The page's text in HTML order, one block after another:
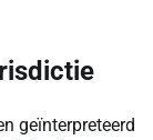
geïnterpreteerd